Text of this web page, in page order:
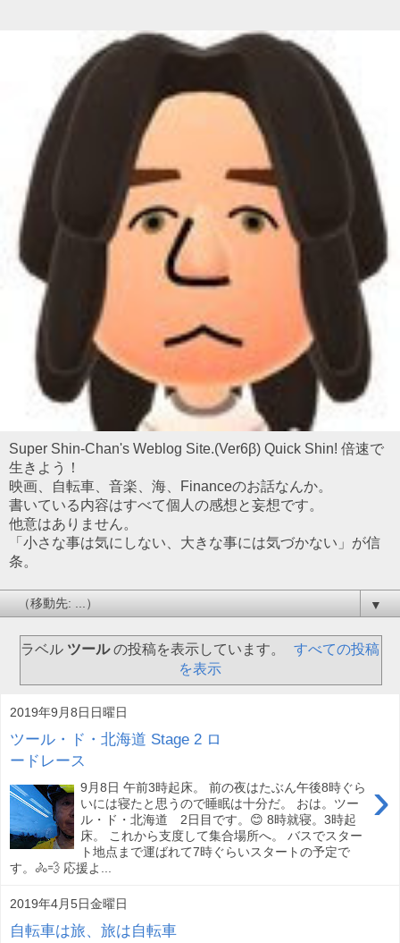
Super Shin-Chan's Weblog Site.(Ver6β) Quick Shin! 倍速で
生きよう！
映画、自転車、音楽、海、Financeのお話なんか。
書いている内容はすべて個人の感想と妄想です。
他意はありません。
「小さな事は気にしない、大きな事には気づかない」が信
条。
▼
ラベル ツールの投稿を表示しています。
すべての投稿
を表示
2019年9月8日日曜日
ツール・ド・北海道 Stage 2 ロ
ードレース
›
9月8日 午前3時起床。 前の夜はたぶん午後8時ぐら
いには寝たと思うので睡眠は十分だ。 おは。ツー
ル・ド・北海道 2日目です。😊 8時就寝。3時起
床。 これから支度して集合場所へ。 バスでスター
ト地点まで運ばれて7時ぐらいスタートの予定で
す。🚴💨 応援よ...
2019年4月5日金曜日
自転車は旅、旅は自転車